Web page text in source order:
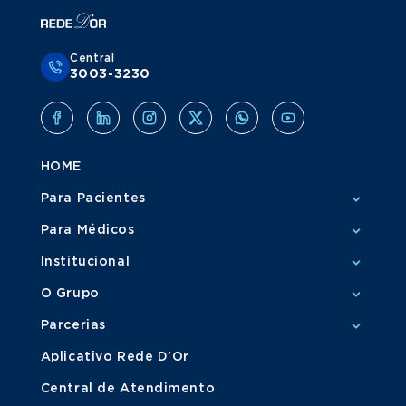
Central
3003-3230
HOME
Para Pacientes
Para Médicos
Institucional
O Grupo
Parcerias
Aplicativo Rede D'Or
Central de Atendimento